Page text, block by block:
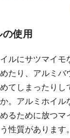
使用
ルにサツマイモ
たり、アルミバ
てしまったりし
。アルミホイル
るために放つマ
性質があります